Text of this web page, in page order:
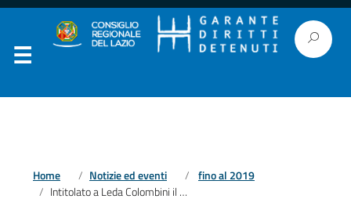
Home Notizie ed eventi
fino al 2019
Intitolato a Leda Colombini il nido di Rebibbia Femminile.